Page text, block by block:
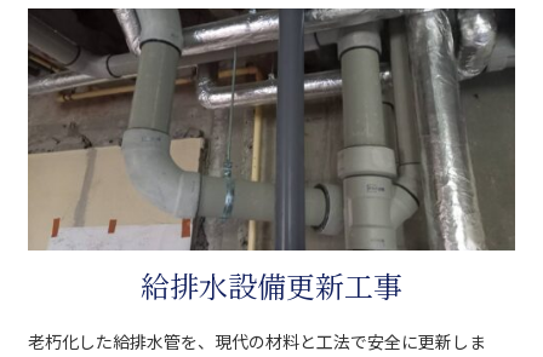
給排水設備更新工事
老朽化した給排水管を、現代の材料と工法で安全に更新しま